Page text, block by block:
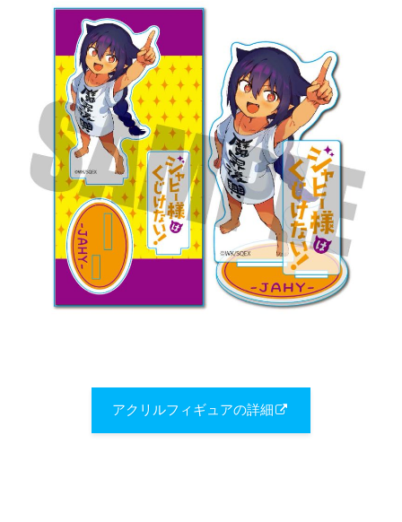
アクリルフィギュアの詳細